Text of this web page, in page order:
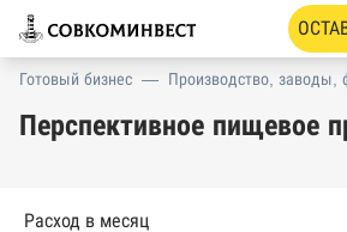
Готовый бизнес — Производство, заводы,
Перспективное пищевое
Расход в месяц